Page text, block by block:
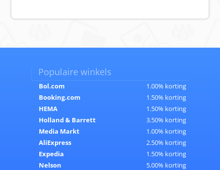
Populaire winkels
Bol.com
1.00% korting
Booking.com
1.50% korting
HEMA
1.50% korting
Holland & Barrett
3.50% korting
Media Markt
1.00% korting
AliExpress
2.50% korting
Expedia
1.50% korting
Nelson
5.00% korting